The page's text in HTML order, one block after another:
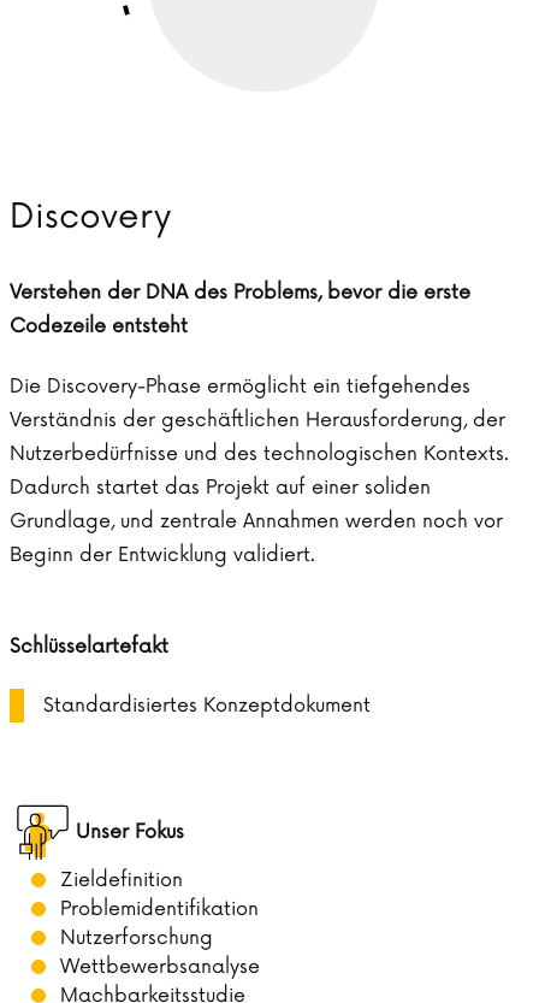
Discovery
Verstehen der DNA des Problems, bevor die erste
Codezeile entsteht
Die Discovery-Phase ermöglicht ein tiefgehendes
Verständnis der geschäftlichen Herausforderung, der
Nutzerbedürfnisse und des technologischen Kontexts.
Dadurch startet das Projekt auf einer soliden
Grundlage, und zentrale Annahmen werden noch vor
Beginn der Entwicklung validiert.
Schlüsselartefakt
Standardisiertes Konzeptdokument
Unser Fokus
Zieldefinition
Problemidentifikation
Nutzerforschung
Wettbewerbsanalyse
Machbarkeitsstudie